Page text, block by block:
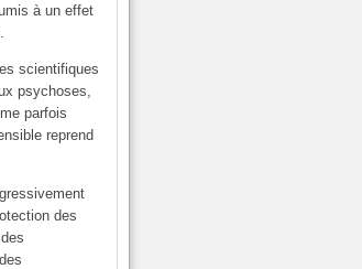
à un effet
scientifiques
psychoses,
parfois
reprend
des